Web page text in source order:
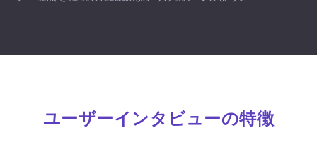
ユーザーインタビューの特徴